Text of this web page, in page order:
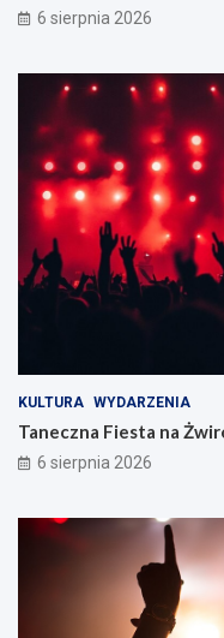
6 sierpnia 2026
KULTURA WYDARZENIA
Taneczna Fiesta na
6 sierpnia 2026